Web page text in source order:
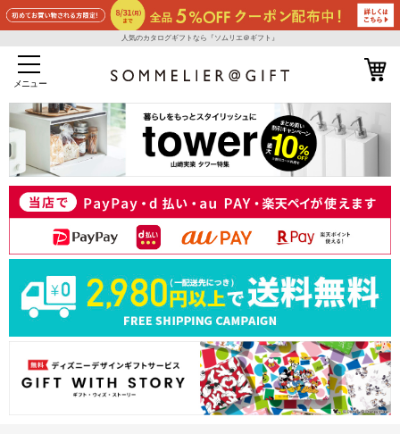
人気のカタログギフトなら『ソムリエ＠ギフト』
メニュー